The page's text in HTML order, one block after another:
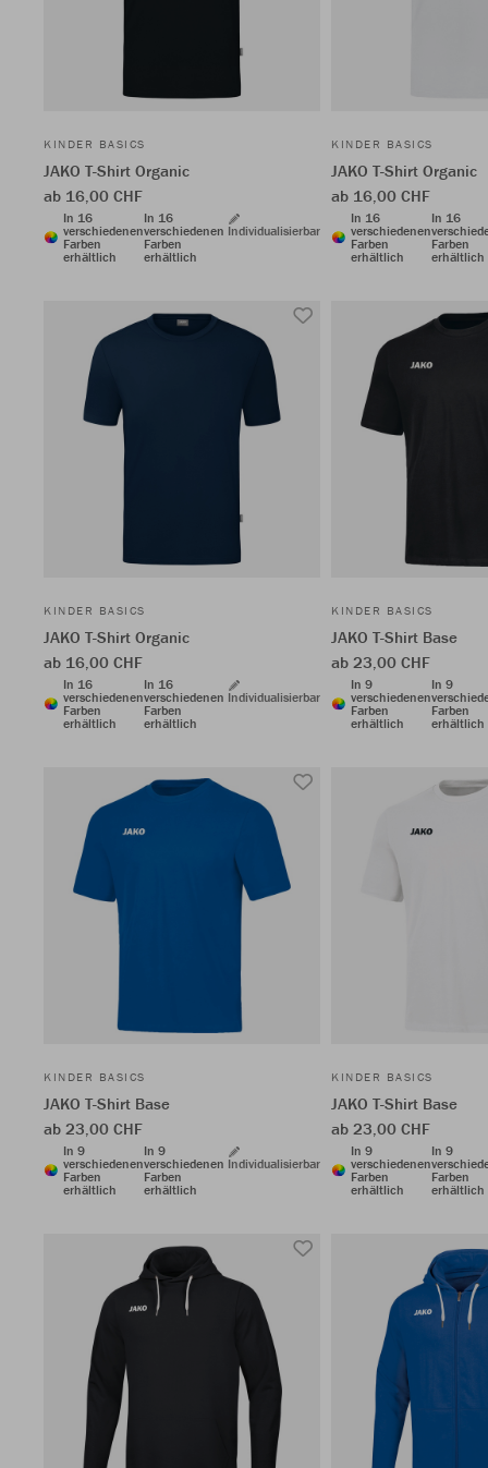
KINDER BASICS
JAKO T-Shirt Organic
ab 16,00 CHF
In 16
verschiedenen
Farben
erhältlich
In 16
verschiedenen
Farben
erhältlich
Individualisierbar
KINDER BASICS
JAKO T-Shirt Organic
ab 16,00 CHF
In 16
verschiedenen
Farben
erhältlich
In 16
Farben
erhältlich
KINDER BASICS
JAKO T-Shirt Organic
ab 16,00 CHF
In 16
verschiedenen
Farben
erhältlich
In 16
verschiedenen
Farben
erhältlich
Individualisierbar
KINDER BASICS
JAKO T-Shirt Base
ab 23,00 CHF
In 9
verschiedenen
Farben
erhältlich
In 9
Farben
erhältlich
KINDER BASICS
JAKO T-Shirt Base
ab 23,00 CHF
In 9
verschiedenen
Farben
erhältlich
In 9
verschiedenen
Farben
erhältlich
Individualisierbar
KINDER BASICS
JAKO T-Shirt Base
ab 23,00 CHF
In 9
verschiedenen
Farben
erhältlich
In 9
Farben
erhältlich